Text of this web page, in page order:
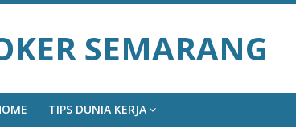
SEMARANG
TIPS DUNIA KERJA